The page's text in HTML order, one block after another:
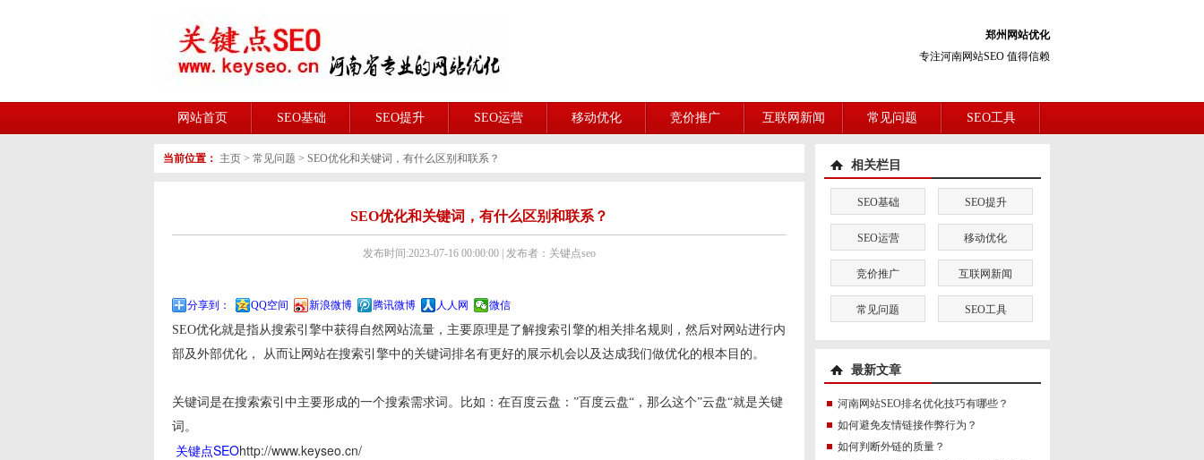
郑州网站优化
专注河南网站SEO 值得信赖
网站首页 SEO基础 SEO提升 SEO运营 移动优化 竞价推广 互联网新闻 常见问题 SEO工具
当前位置： 主页 > 常见问题 > SEO优化和关键词，有什么区别和联系？
SEO优化和关键词，有什么区别和联系？
发布时间:2023-07-16 00:00:00 | 发布者：关键点seo
分享到： QQ空间 新浪微博 腾讯微博 人人网 微信
SEO优化就是指从搜索引擎中获得自然网站流量，主要原理是了解搜索引擎的相关排名规则，然后对网站进行内
部及外部优化， 从而让网站在搜索引擎中的关键词排名有更好的展示机会以及达成我们做优化的根本目的。
关键词是在搜索索引中主要形成的一个搜索需求词。比如：在百度云盘：”百度云盘“，那么这个”云盘“就是关键
词。
关键点SEOhttp://www.keyseo.cn/
相关栏目
SEO基础 SEO提升
SEO运营 移动优化
竞价推广 互联网新闻
常见问题 SEO工具
最新文章
河南网站SEO排名优化技巧有哪些？
如何避免友情链接作弊行为？
如何判断外链的质量？